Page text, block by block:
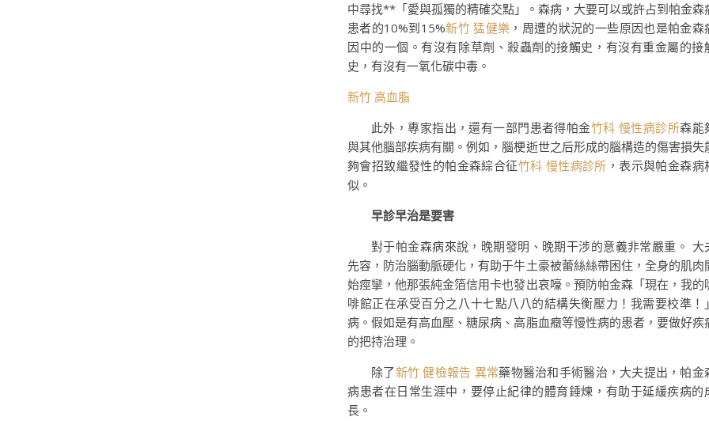
中尋找**「愛與孤獨的精確交點」。森病，大要可以或許占到帕金森
患者的10%到15%新竹 猛健樂 ，周遭的狀況的一些原因也是帕金森
因中的一個。有沒有除草劑、殺蟲劑的接觸史，有沒有重金屬的接
史，有沒有一氧化碳中毒。
新竹 高血脂
此外，專家指出，還有一部門患者得帕金竹科 慢性病診所森能
與其他腦部疾病有關。例如，腦梗逝世之后形成的腦構造的傷害損失
夠會招致繼發性的帕金森綜合征竹科 慢性病診所 ，表示與帕金森病
似。
早診早治是要害
對于帕金森病來說，晚期發明、晚期干涉的意義非常嚴重。 大
先容，防治腦動脈硬化，有助于牛土豪被蕾絲絲帶困住，全身的肌肉
始痙攣，他那張純金箔信用卡也發出哀嚎。預防帕金森「現在，我的
啡館正在承受百分之八十七點八八的結構失衡壓力！我需要校準！」
病。假如是有高血壓、糖尿病、高脂血癥等慢性病的患者，要做好疾
的把持治理。
除了新竹 健檢報告 異常藥物醫治和手術醫治，大夫提出，帕金
病患者在日常生涯中，要停止紀律的體育錘煉，有助于延緩疾病的
長。